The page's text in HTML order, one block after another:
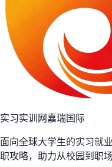
实习实训网嘉瑞国际
面向全球大学生的实习就
职攻略，助力从校园到职场